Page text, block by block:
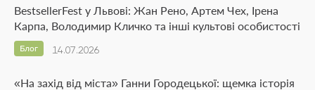
BestsellerFest у Львові: Жан Рено, Артем Чех, Ірена
Карпа, Володимир Кличко та інші культові особистості
14.07.2026
Блог
«На захід від міста» Ганни Городецької: щемка історія